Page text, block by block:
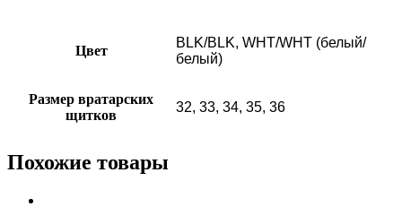
Цвет
BLK/BLK, WHT/WHT (белый/
белый)
Размер вратарских
щитков
32, 33, 34, 35, 36
Похожие товары